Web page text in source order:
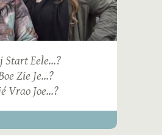
Start Eele...?
Zie Je...?
Vrao Joe...?